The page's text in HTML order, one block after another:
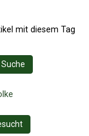
mit diesem Tag